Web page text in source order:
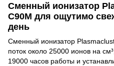
Сменный ионизатор
C90M для ощутимо
день
Сменный ионизатор
поток около 25000 ионов на
19000 часов работы и